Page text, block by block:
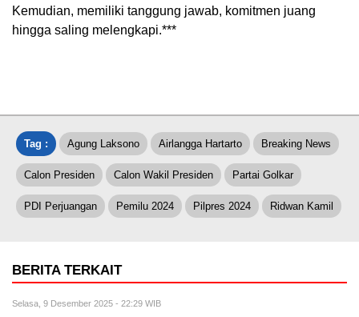
Kemudian, memiliki tanggung jawab, komitmen juang
hingga saling melengkapi.***
Tag : Agung Laksono Airlangga Hartarto Breaking News
Calon Presiden Calon Wakil Presiden Partai Golkar
PDI Perjuangan Pemilu 2024 Pilpres 2024 Ridwan Kamil
BERITA TERKAIT
Selasa, 9 Desember 2025 - 22:29 WIB